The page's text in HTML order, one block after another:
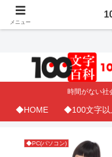
時間がない社
◆HOME ◆100文字以
◆PC(パソコン)
メニュー